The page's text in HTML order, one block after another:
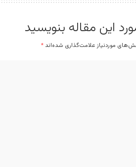
این مقاله بنویسید
موردنیاز علامت‌گذاری شده‌اند *